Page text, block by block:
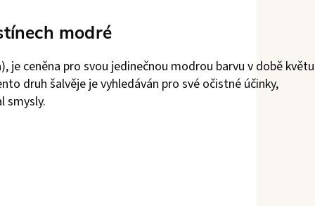
modré
je ceněna pro svou jedinečnou modrou barvu v době květu
druh šalvěje je vyhledáván pro své očistné účinky,
smysly.